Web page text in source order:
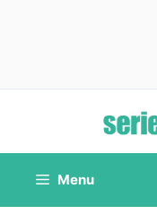
contenuto
Menu